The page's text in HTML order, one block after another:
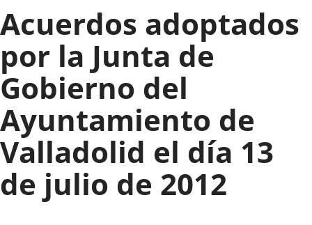
externa.
Acuerdos adoptados
por la Junta de
Gobierno del
Ayuntamiento de
Valladolid el día 13
de julio de 2012